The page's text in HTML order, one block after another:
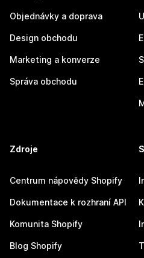
Objednávky a doprava
Design obchodu
Marketing a konverze
Správa obchodu
Zdroje
Centrum nápovědy Shopify
Dokumentace k rozhraní API
Komunita Shopify
Blog Shopify